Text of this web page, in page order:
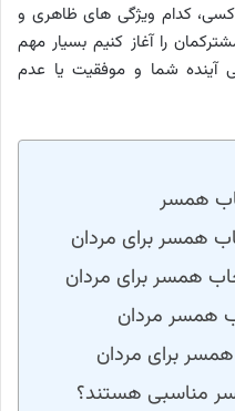
کسی، کدام ویژگی های ظاهری و
را آغاز کنیم بسیار مهم
آینده شما و موفقیت یا عدم
همسر
همسر برای مردان
همسر برای مردان
همسر مردان
برای مردان
مناسبی هستند؟